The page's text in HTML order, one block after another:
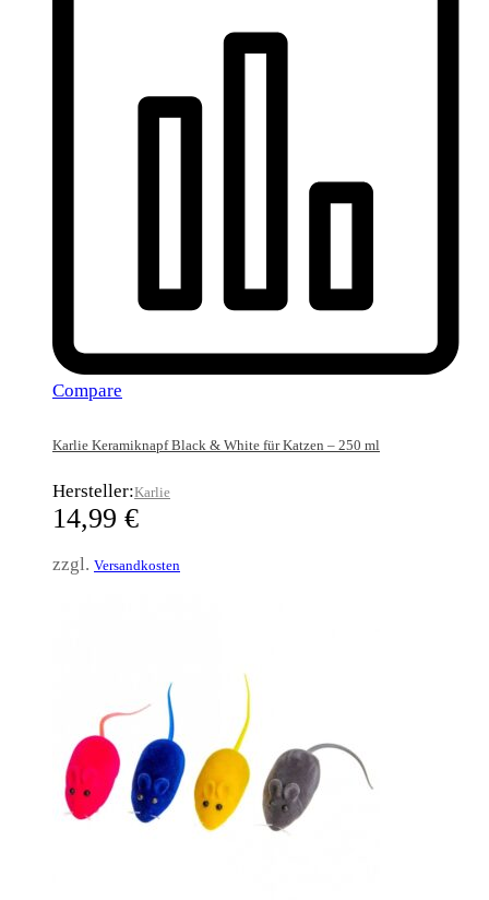
Compare
Karlie Keramiknapf Black & White für Katzen – 250 ml
Hersteller:Karlie
14,99 €
zzgl. Versandkosten